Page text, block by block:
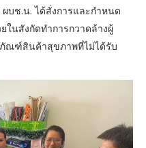
บช.น. ได้สั่งการและกำหนด
ในสังกัดทำการกวาดล้างผู้
ภัณฑ์สินค้าสุขภาพที่ไม่ได้รับ